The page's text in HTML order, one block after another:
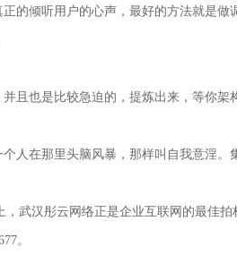
的倾听用户的心声，最好的方法就是
且也是比较急迫的，提炼出来，等你架
人在那里头脑风暴，那样叫自我意淫。
武汉彤云网络正是企业互联网的最佳
。